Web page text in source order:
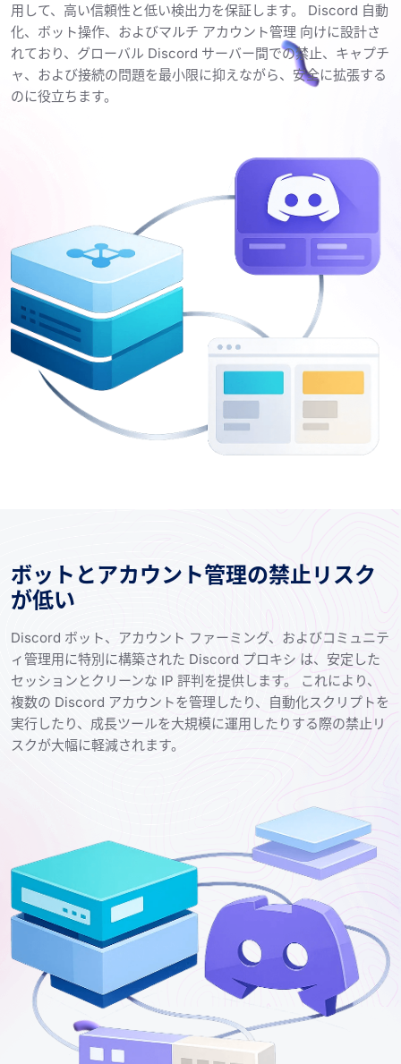
用して、高い信頼性と低い検出力を保証します。 Discord 自動
化、ボット操作、およびマルチ アカウント管理 向けに設計さ
れており、グローバル Discord サーバー間での禁止、キャプチ
ャ、および接続の問題を最小限に抑えながら、安全に拡張する
のに役立ちます。
ボットとアカウント管理の禁止リスク
が低い
Discord ボット、アカウント ファーミング、およびコミュニテ
ィ管理用に特別に構築された Discord プロキシ は、安定した
セッションとクリーンな IP 評判を提供します。 これにより、
複数の Discord アカウントを管理したり、自動化スクリプトを
実行したり、成長ツールを大規模に運用したりする際の禁止リ
スクが大幅に軽減されます。